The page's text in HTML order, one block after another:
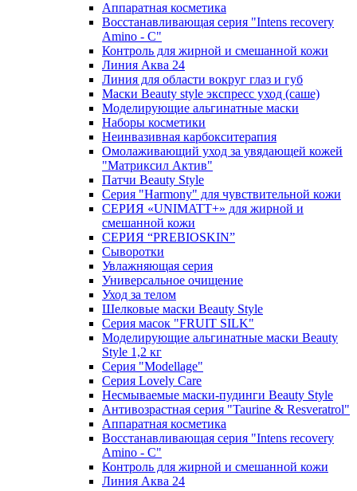
Аппаратная косметика
Восстанавливающая серия "Intens recovery
Amino - C"
Контроль для жирной и смешанной кожи
Линия Аква 24
Линия для области вокруг глаз и губ
Маски Beauty style экспресс уход (саше)
Моделирующие альгинатные маски
Наборы косметики
Неинвазивная карбокситерапия
Омолаживающий уход за увядающей кожей
"Матриксил Актив"
Патчи Beauty Style
Серия "Harmony" для чувствительной кожи
СЕРИЯ «UNIMATT+» для жирной и
смешанной кожи
СЕРИЯ “PREBIOSKIN”
Сыворотки
Увлажняющая серия
Универсальное очищение
Уход за телом
Шелковые маски Beauty Style
Серия масок "FRUIT SILK"
Моделирующие альгинатные маски Beauty
Style 1,2 кг
Серия "Modellage"
Cерия Lovely Care
Несмываемые маски-пудинги Beauty Style
Антивозрастная серия "Taurine & Resveratrol"
Аппаратная косметика
Восстанавливающая серия "Intens recovery
Amino - C"
Контроль для жирной и смешанной кожи
Линия Аква 24